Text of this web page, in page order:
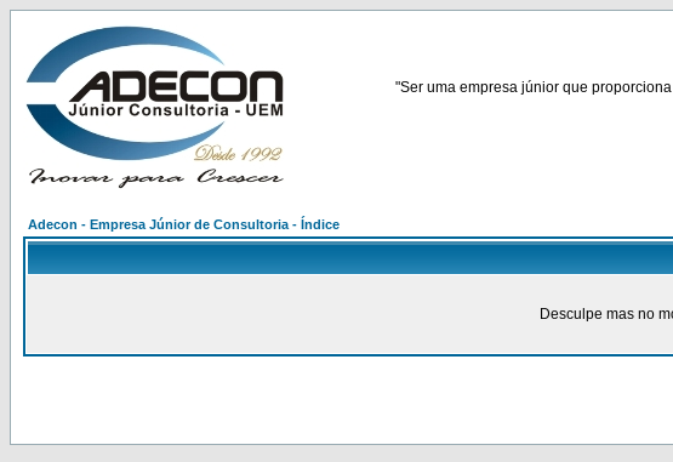
"Ser uma empresa júnior que
Adecon - Empresa Júnior de Consultoria - Índice
Desculpe mas no